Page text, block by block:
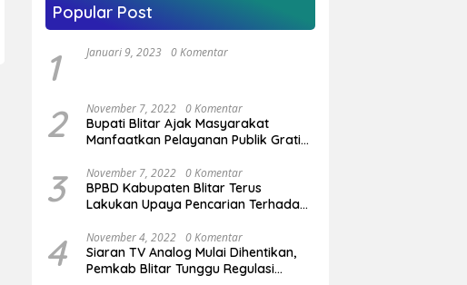
Popular Post
1 Januari 9, 2023 0 Komentar
2 November 7, 2022 0 Komentar
Bupati Blitar Ajak Masyarakat
Manfaatkan Pelayanan Publik Gratis
Desa/Kelurahan
3 November 7, 2022 0 Komentar
BPBD Kabupaten Blitar Terus
Lakukan Upaya Pencarian Terhadap
Serang
4 November 4, 2022 0 Komentar
Siaran TV Analog Mulai Dihentikan,
Pemkab Blitar Tunggu Regulasi